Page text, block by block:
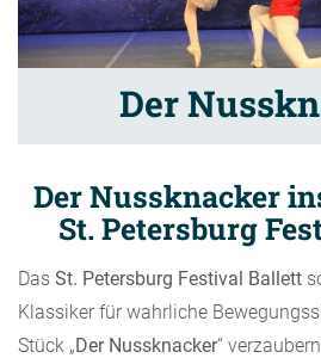
Der
Der Nussknacker
St. Petersburg
Das St. Petersburg Festival Ballett
Klassiker für wahrliche
Stück „Der Nussknacker“